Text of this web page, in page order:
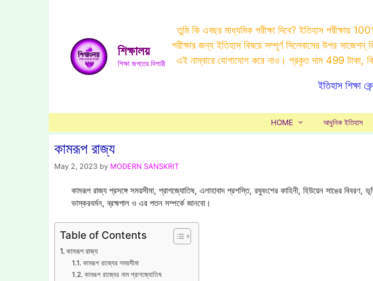
শিক্ষালয়
শিক্ষা জগতের দিশারী
তুমি কি এবছর মাধ্যমিক পরীক্ষা দিবে? ইতিহাস পরীক্ষায়
পরীক্ষার জন্য ইতিহাস বিষয়ে সম্পূর্ণ সিলেবাসের উপর
এই নাম্বারে যোগাযোগ করে নাও। প্রকৃত দাম 499
ইতিহাস
HOME আধুনিক ইতিহাস
কামরূপ রাজ্য
May 2, 2023 by MODERN SANSKRIT
কামরূপ রাজ্য প্রসঙ্গে সময়সীমা, প্রাগজ্যোতিষ, এলাহাবাদ প্রশস্তি, রঘুবংশের কাহিনী, হিউয়েন সাঙের বিবরণ,
ভাস্করবর্মন, ব্রহ্মপাল ও এর পতন সম্পর্কে জানবো।
Table of Contents
কামরূপ রাজ্য
কামরূপ রাজ্যের সময়সীমা
কামরূপ রাজ্যের নাম প্রাগজ্যোতিষ